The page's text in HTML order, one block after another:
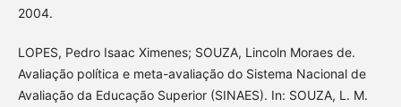
2004.
LOPES, Pedro Isaac Ximenes; SOUZA, Lincoln Moraes de.
Avaliação política e meta-avaliação do Sistema Nacional de
Avaliação da Educação Superior (SINAES). In: SOUZA, L. M.